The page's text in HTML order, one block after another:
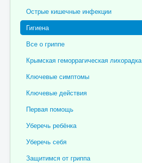
Острые кишечные инфекции
Гигиена
Все о гриппе
Крымская геморрагическая лихорадка
Ключевые симптомы
Ключевые действия
Первая помощь
Уберечь ребёнка
Уберечь себя
Защитимся от гриппа